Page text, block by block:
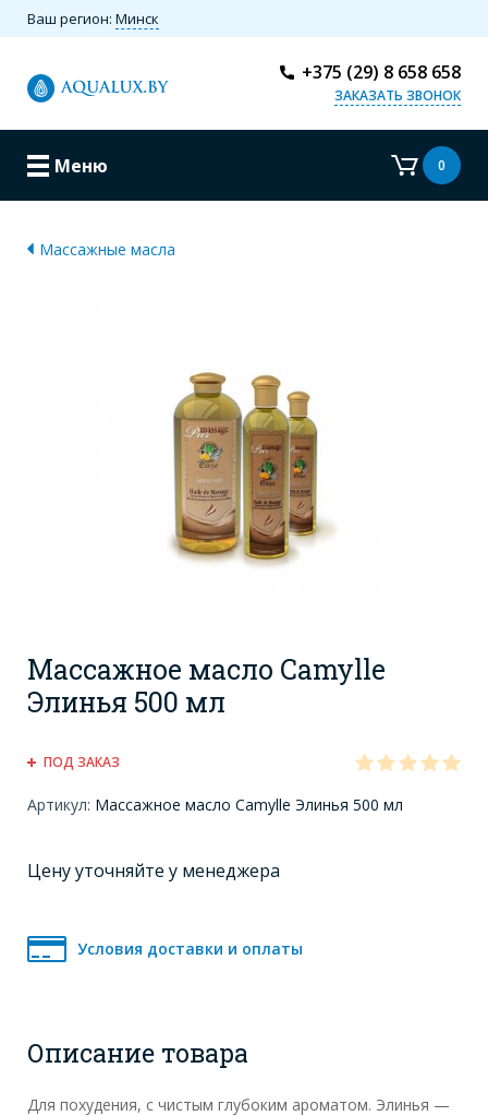
Ваш регион: Минск
+375 (29) 8 658 658
ЗАКАЗАТЬ ЗВОНОК
Меню 0
Массажные масла
Массажное масло Camylle
Элинья 500 мл
ПОД ЗАКАЗ
Артикул: Массажное масло Camylle Элинья 500 мл
Цену уточняйте у менеджера
Условия доставки и оплаты
Описание товара
Для похудения, с чистым глубоким ароматом. Элинья —